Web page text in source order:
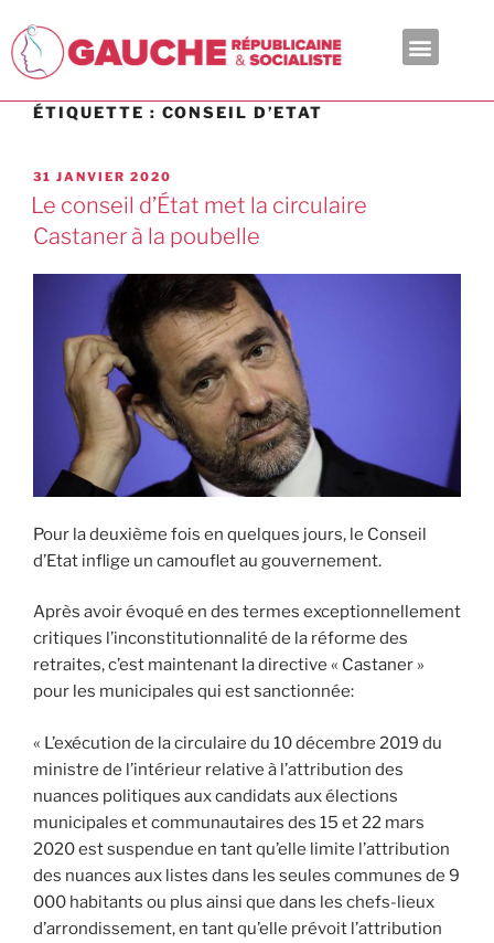
ÉTIQUETTE : CONSEIL D’ETAT
31 JANVIER 2020
Le conseil d’État met la circulaire
Castaner à la poubelle
Pour la deuxième fois en quelques jours, le Conseil
d’Etat inflige un camouflet au gouvernement.
Après avoir évoqué en des termes exceptionnellement
critiques l’inconstitutionnalité de la réforme des
retraites, c’est maintenant la directive « Castaner »
pour les municipales qui est sanctionnée:
« L’exécution de la circulaire du 10 décembre 2019 du
ministre de l’intérieur relative à l’attribution des
nuances politiques aux candidats aux élections
municipales et communautaires des 15 et 22 mars
2020 est suspendue en tant qu’elle limite l’attribution
des nuances aux listes dans les seules communes de 9
000 habitants ou plus ainsi que dans les chefs-lieux
d’arrondissement, en tant qu’elle prévoit l’attribution